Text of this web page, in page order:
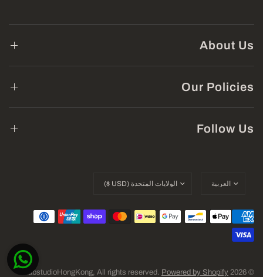
About Us
Our Policies
Follow Us
© 2026 SlabstudioHongKong, All rights reserved.
Powered by Shopify